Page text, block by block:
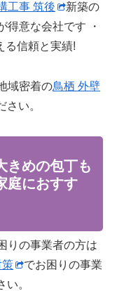
工事 筑後
新築の
得意な会社です ・
る信頼と実績!
域密着の鳥栖 外壁
い。
きめの包丁も
庭におすす
りの事業者の方は
策
でお困りの事業
い。